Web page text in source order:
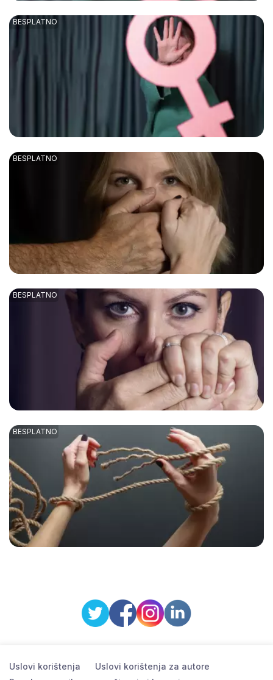
Uslovi korištenja
Uslovi korištenja za autore